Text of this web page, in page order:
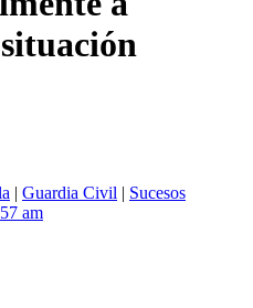
| Guardia Civil | Sucesos
am